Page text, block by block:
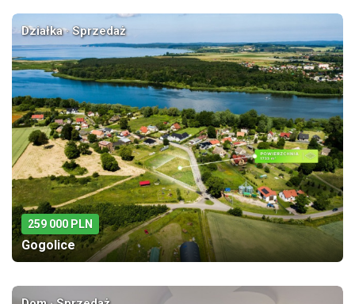
Działka · Sprzedaż
259 000 PLN
Gogolice